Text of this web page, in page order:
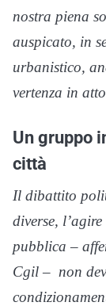
nostra piena
auspicato, in
urbanistico,
vertenza in
Un gruppo
città
Il dibattito
diverse,
pubblica –
Cgil – non